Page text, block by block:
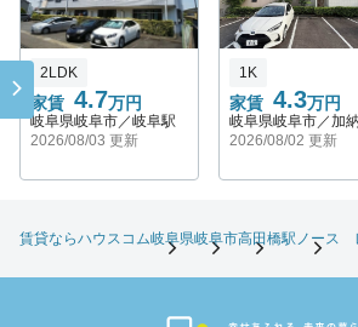
家賃 4.7万円
2LDK
岐阜県岐阜市／岐阜駅
2026/08/03 更新
家賃 4.3万円
1K
岐阜県岐阜市／加
2026/08/02 更新
賃貸ならハウスコム岐阜県岐阜市高田橋駅 ノース